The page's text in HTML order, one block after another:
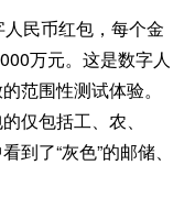
民币红包，每个金
万元。这是数字人
范围性测试体验。
仅包括工、农、
了“灰色”的邮储、